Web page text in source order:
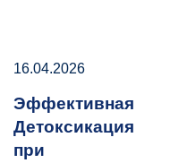
16.04.2026
Эффективная
Детоксикация
при